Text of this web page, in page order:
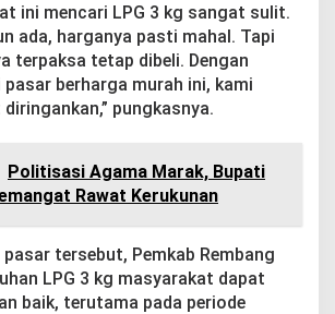
ini mencari LPG 3 kg sangat sulit.
ada, harganya pasti mahal. Tapi
terpaksa tetap dibeli. Dengan
pasar berharga murah ini, kami
pungkasnya.
Politisasi Agama Marak, Bupati
Rawat Kerukunan
tersebut, Pemkab Rembang
LPG 3 kg masyarakat dapat
baik, terutama pada periode